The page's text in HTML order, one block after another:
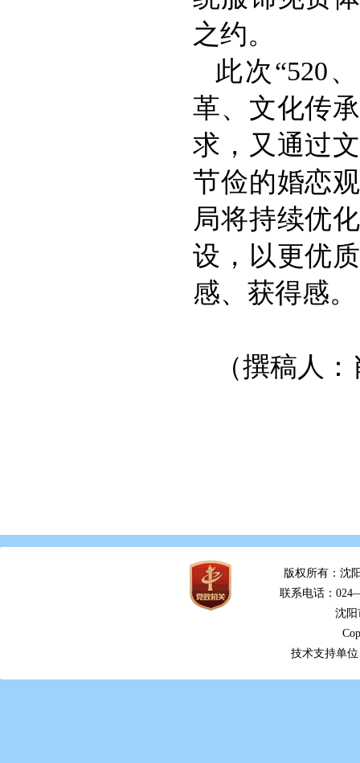
之约。
此次“520
革、文化传
求，又通过
节俭的婚恋
局将持续优
设，以更优
感、获得感。
（撰稿人
版权所有：沈
联系电话：
沈阳
技术支持单